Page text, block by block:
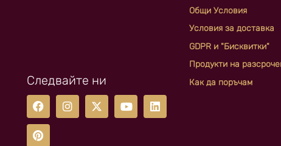
Следвайте ни
Общи Условия
Условия за доставка
GDPR и "Бисквитки"
Продукти на
Как да поръчам